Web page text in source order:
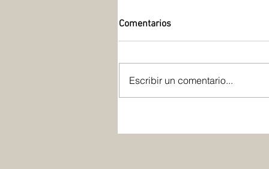
Comentarios
Escribir un comentario...